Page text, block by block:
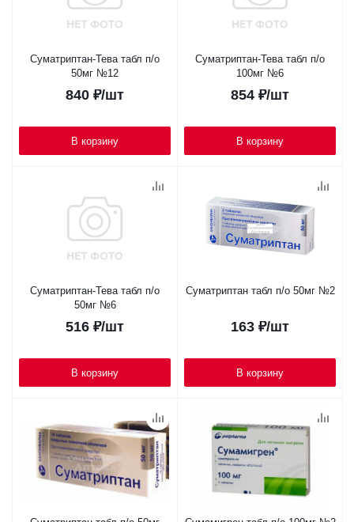
Суматриптан-Тева табл п/о
50мг №12
840 ₽/шт
В корзину
Суматриптан-Тева табл п/о
100мг №6
854 ₽/шт
В корзину
Суматриптан-Тева табл п/о
50мг №6
516 ₽/шт
В корзину
Суматриптан табл п/о 50мг №2
163 ₽/шт
В корзину